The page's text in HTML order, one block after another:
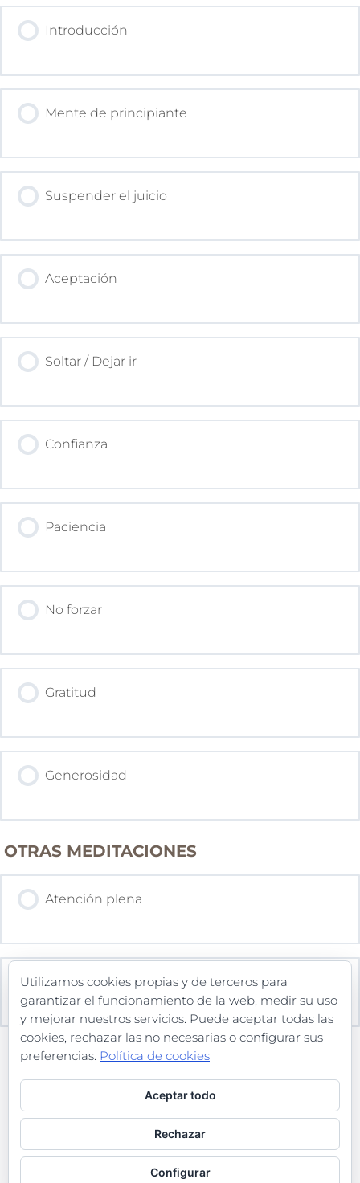
Introducción
Mente de principiante
Suspender el juicio
Aceptación
Soltar / Dejar ir
Confianza
Paciencia
No forzar
Gratitud
Generosidad
OTRAS MEDITACIONES
Atención plena
Metta, Compasión, altruismo
Política de Privacidad
Términos y Condiciones de uso
Utilizamos cookies propias y de terceros para
garantizar el funcionamiento de la web, medir su uso
y mejorar nuestros servicios. Puede aceptar todas las
cookies, rechazar las no necesarias o configurar sus
preferencias. Política de cookies
Aceptar todo
Rechazar
Configurar